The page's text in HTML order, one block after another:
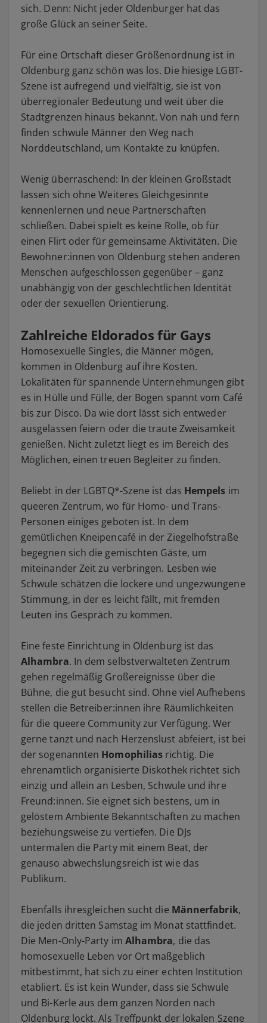
sich. Denn: Nicht jeder Oldenburger hat das
große Glück an seiner Seite.
Für eine Ortschaft dieser Größenordnung ist in
Oldenburg ganz schön was los. Die hiesige LGBT-
Szene ist aufregend und vielfältig, sie ist von
überregionaler Bedeutung und weit über die
Stadtgrenzen hinaus bekannt. Von nah und fern
finden schwule Männer den Weg nach
Norddeutschland, um Kontakte zu knüpfen.
Wenig überraschend: In der kleinen Großstadt
lassen sich ohne Weiteres Gleichgesinnte
kennenlernen und neue Partnerschaften
schließen. Dabei spielt es keine Rolle, ob für
einen Flirt oder für gemeinsame Aktivitäten. Die
Bewohner:innen von Oldenburg stehen anderen
Menschen aufgeschlossen gegenüber – ganz
unabhängig von der geschlechtlichen Identität
oder der sexuellen Orientierung.
Zahlreiche Eldorados für Gays
Homosexuelle Singles, die Männer mögen,
kommen in Oldenburg auf ihre Kosten.
Lokalitäten für spannende Unternehmungen gibt
es in Hülle und Fülle, der Bogen spannt vom Café
bis zur Disco. Da wie dort lässt sich entweder
ausgelassen feiern oder die traute Zweisamkeit
genießen. Nicht zuletzt liegt es im Bereich des
Möglichen, einen treuen Begleiter zu finden.
Beliebt in der LGBTQ*-Szene ist das Hempels im
queeren Zentrum, wo für Homo- und Trans-
Personen einiges geboten ist. In dem
gemütlichen Kneipencafé in der Ziegelhofstraße
begegnen sich die gemischten Gäste, um
miteinander Zeit zu verbringen. Lesben wie
Schwule schätzen die lockere und ungezwungene
Stimmung, in der es leicht fällt, mit fremden
Leuten ins Gespräch zu kommen.
Eine feste Einrichtung in Oldenburg ist das
Alhambra. In dem selbstverwalteten Zentrum
gehen regelmäßig Großereignisse über die
Bühne, die gut besucht sind. Ohne viel Aufhebens
stellen die Betreiber:innen ihre Räumlichkeiten
für die queere Community zur Verfügung. Wer
gerne tanzt und nach Herzenslust abfeiert, ist bei
der sogenannten Homophilias richtig. Die
ehrenamtlich organisierte Diskothek richtet sich
einzig und allein an Lesben, Schwule und ihre
Freund:innen. Sie eignet sich bestens, um in
gelöstem Ambiente Bekanntschaften zu machen
beziehungsweise zu vertiefen. Die DJs
untermalen die Party mit einem Beat, der
genauso abwechslungsreich ist wie das
Publikum.
Ebenfalls ihresgleichen sucht die Männerfabrik,
die jeden dritten Samstag im Monat stattfindet.
Die Men-Only-Party im Alhambra, die das
homosexuelle Leben vor Ort maßgeblich
mitbestimmt, hat sich zu einer echten Institution
etabliert. Es ist kein Wunder, dass sie Schwule
und Bi-Kerle aus dem ganzen Norden nach
Oldenburg lockt. Als Treffpunkt der lokalen Szene